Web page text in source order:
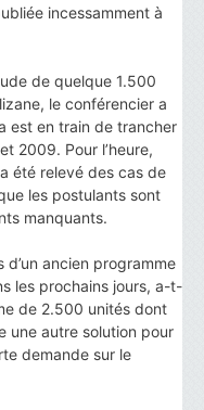
incessamment à
de quelque 1.500
le conférencier a
est en train de trancher
2009. Pour l’heure,
été relevé des cas de
les postulants sont
manquants.
ancien programme
les prochains jours, a-t-
de 2.500 unités dont
une autre solution pour
demande sur le